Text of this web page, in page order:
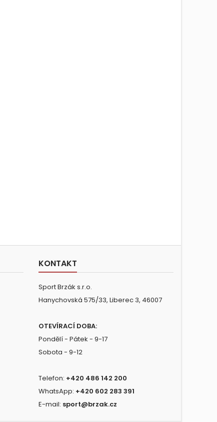
KONTAKT
Sport Brzák s.r.o.
Hanychovská 575/33, Liberec 3, 46007
OTEVÍRACÍ DOBA:
Pondělí - Pátek - 9-17
Sobota - 9-12
Telefon: +420 486 142 200
WhatsApp: +420 602 283 391
E-mail: sport@brzak.cz